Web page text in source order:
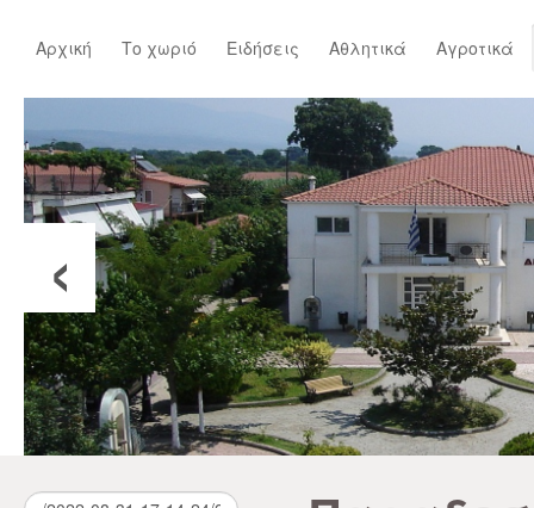
Αρχική Το χωριό Ειδήσεις Αθλητικά Αγροτικά
‹